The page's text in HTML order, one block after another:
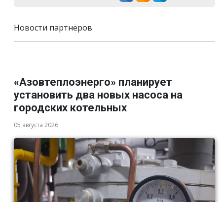
Новости партнёров
«Азовтеплоэнерго» планирует
установить два новых насоса на
городских котельных
05 августа 2026